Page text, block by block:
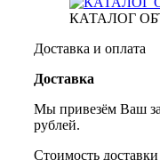
КАТАЛОГ
Доставка и оплата
Доставка
Мы привезём Ваш
рублей.
Стоимость